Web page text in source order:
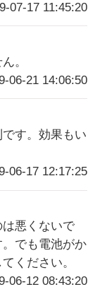
07-17 11:45:20
。
06-21 14:06:50
す。効果もい
06-17 12:17:25
悪くないで
でも電池がか
ください。
06-12 08:43:20